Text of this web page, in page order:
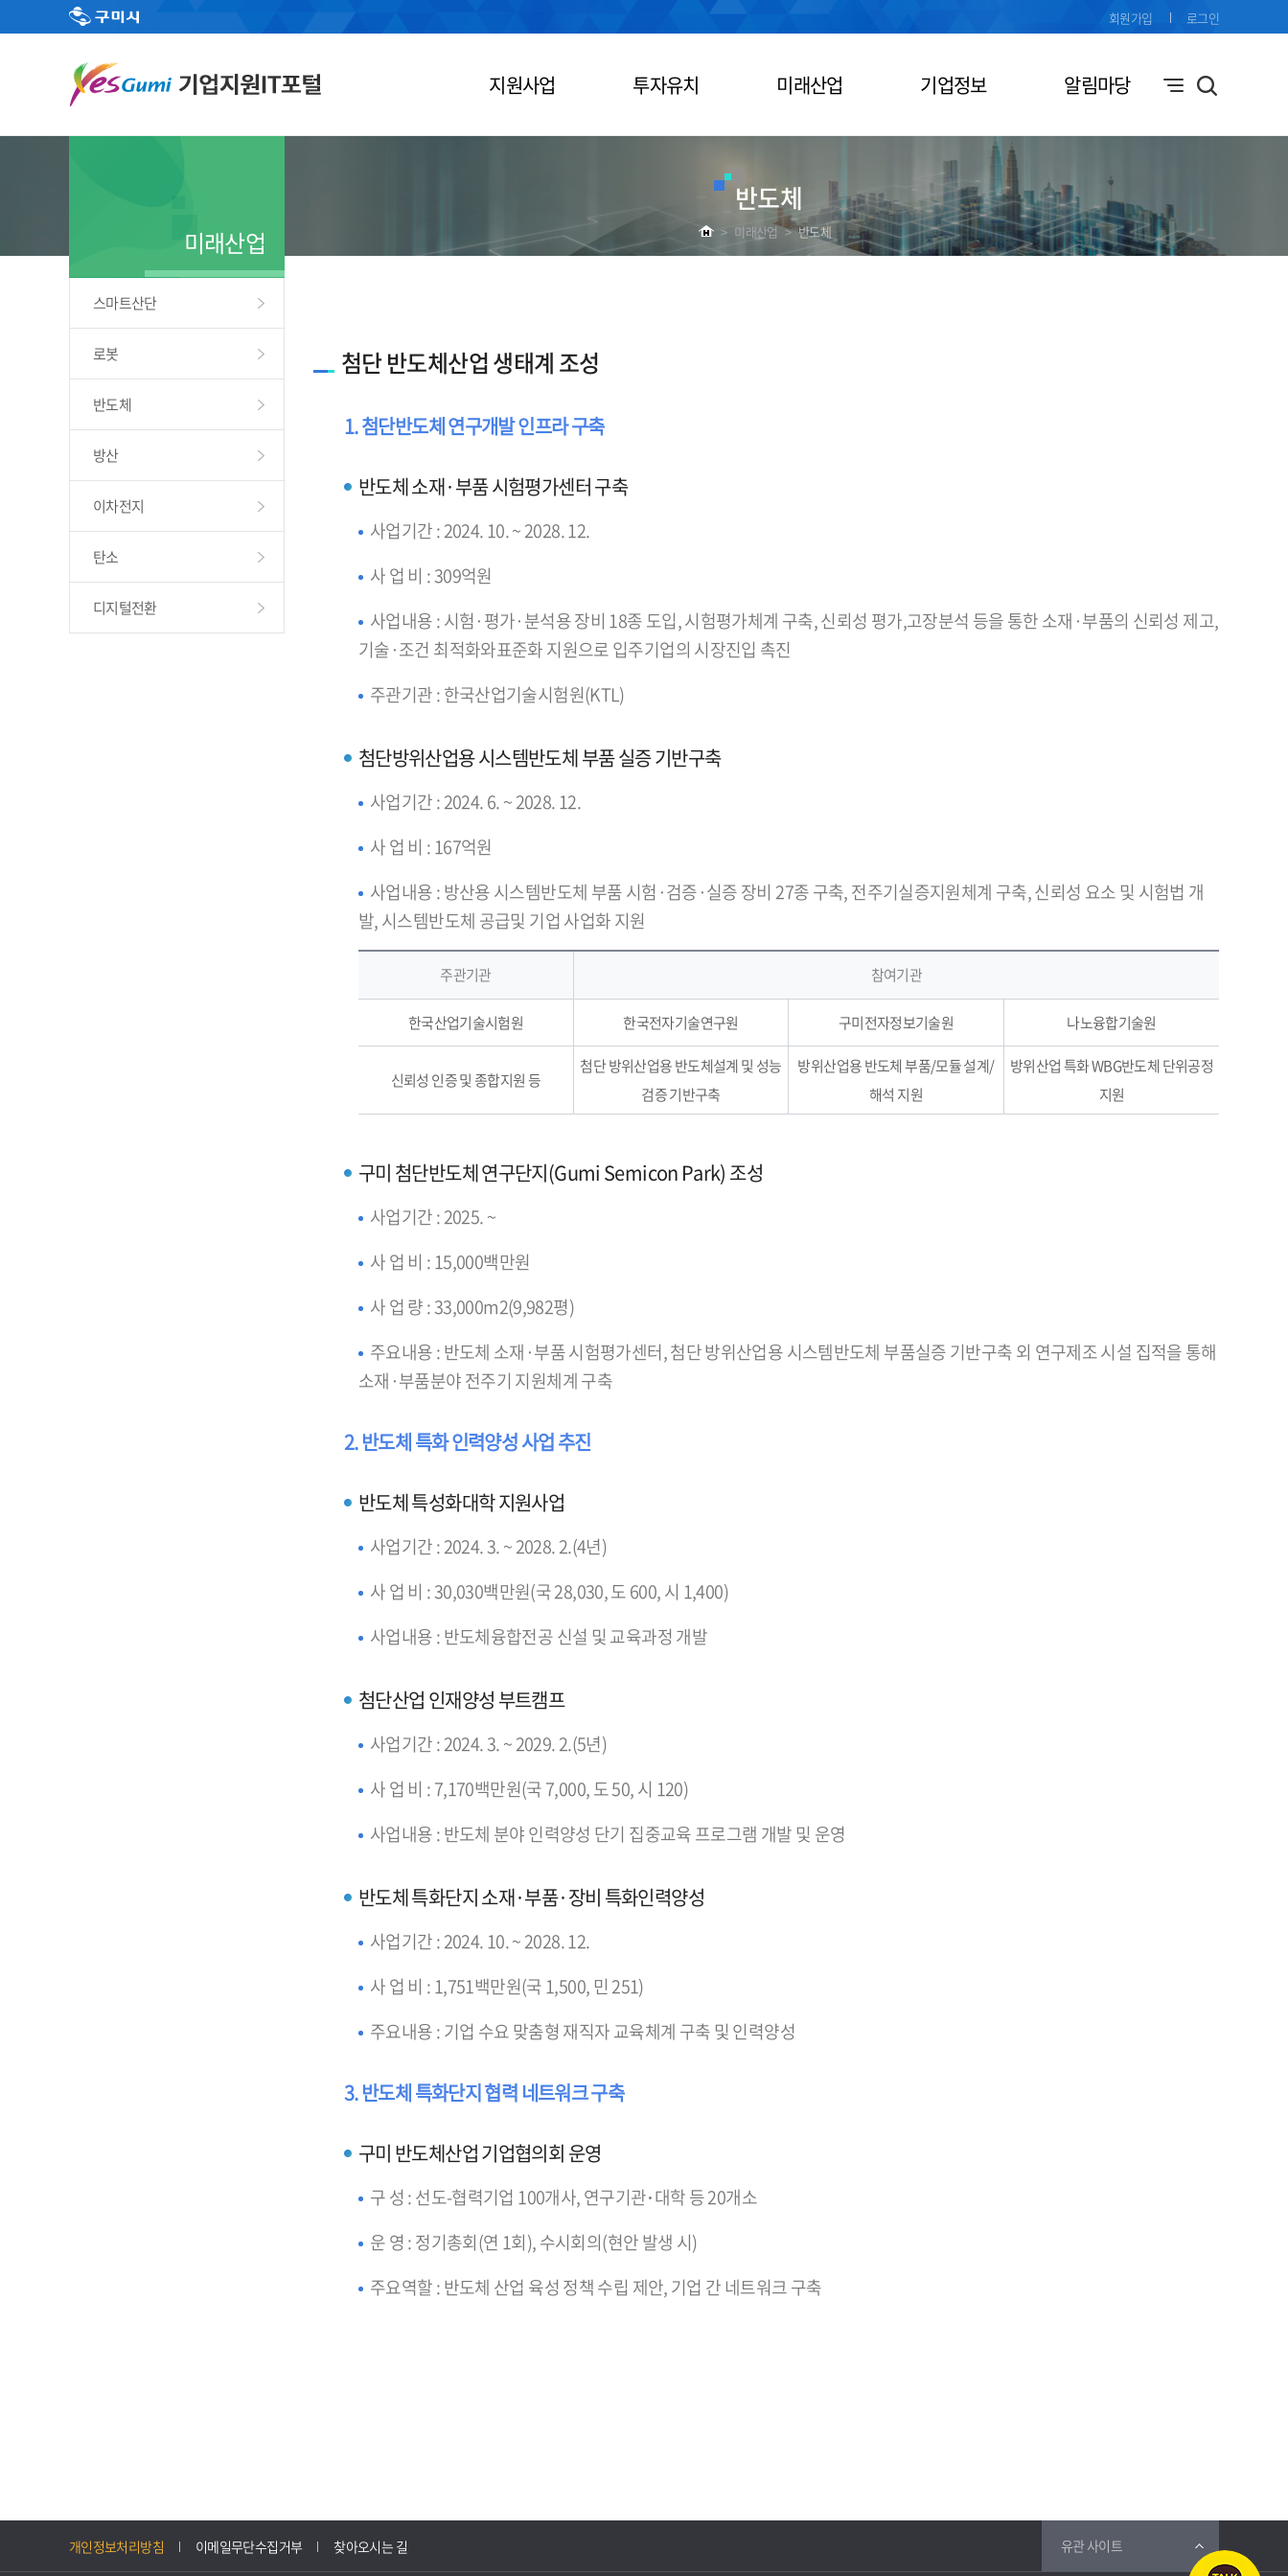
지원사업 투자유치 미래산업 기업정보 알림마당
회원가입 로그인
반도체
> 미래산업 > 반도체
미래산업
스마트산단
로봇
반도체
방산
이차전지
탄소
디지털전환
첨단 반도체산업 생태계 조성
1. 첨단반도체 연구개발 인프라 구축
반도체 소재·부품 시험평가센터 구축
사업기간 : 2024. 10. ~ 2028. 12.
사 업 비 : 309억원
사업내용 : 시험·평가·분석용 장비 18종 도입, 시험평가체계 구축, 신뢰성 평가,고장분석 등을 통한 소재·부품의 신뢰성 제고,
기술·조건 최적화와표준화 지원으로 입주기업의 시장진입 촉진
주관기관 : 한국산업기술시험원(KTL)
첨단방위산업용 시스템반도체 부품 실증 기반구축
사업기간 : 2024. 6. ~ 2028. 12.
사 업 비 : 167억원
사업내용 : 방산용 시스템반도체 부품 시험·검증·실증 장비 27종 구축, 전주기실증지원체계 구축, 신뢰성 요소 및 시험법 개
발, 시스템반도체 공급및 기업 사업화 지원
주관기관 참여기관
한국산업기술시험원 한국전자기술연구원 구미전자정보기술원 나노융합기술원
신뢰성 인증 및 종합지원 등
첨단 방위산업용 반도체설계 및 성능
검증 기반구축
방위산업용 반도체 부품/모듈 설계/
해석 지원
방위산업 특화 WBG반도체 단위공정
지원
구미 첨단반도체 연구단지(Gumi Semicon Park) 조성
사업기간 : 2025. ~
사 업 비 : 15,000백만원
사 업 량 : 33,000m2(9,982평)
주요내용 : 반도체 소재·부품 시험평가센터, 첨단 방위산업용 시스템반도체 부품실증 기반구축 외 연구제조 시설 집적을 통해
소재·부품분야 전주기 지원체계 구축
2. 반도체 특화 인력양성 사업 추진
반도체 특성화대학 지원사업
사업기간 : 2024. 3. ~ 2028. 2.(4년)
사 업 비 : 30,030백만원(국 28,030, 도 600, 시 1,400)
사업내용 : 반도체융합전공 신설 및 교육과정 개발
첨단산업 인재양성 부트캠프
사업기간 : 2024. 3. ~ 2029. 2.(5년)
사 업 비 : 7,170백만원(국 7,000, 도 50, 시 120)
사업내용 : 반도체 분야 인력양성 단기 집중교육 프로그램 개발 및 운영
반도체 특화단지 소재·부품·장비 특화인력양성
사업기간 : 2024. 10. ~ 2028. 12.
사 업 비 : 1,751백만원(국 1,500, 민 251)
주요내용 : 기업 수요 맞춤형 재직자 교육체계 구축 및 인력양성
3. 반도체 특화단지 협력 네트워크 구축
구미 반도체산업 기업협의회 운영
구 성 : 선도-협력기업 100개사, 연구기관･대학 등 20개소
운 영 : 정기총회(연 1회), 수시회의(현안 발생 시)
주요역할 : 반도체 산업 육성 정책 수립 제안, 기업 간 네트워크 구축
개인정보처리방침 이메일무단수집거부 찾아오시는 길 유관 사이트